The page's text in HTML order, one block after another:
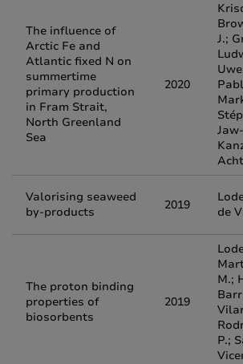
The influence of
Arctic Fe and
Atlantic fixed N on
summertime
primary production
in Fram Strait,
North Greenland
Sea
2020
J.;
Valorising seaweed
by-products
2019
de
The proton binding
properties of
biosorbents
2019
M.;
P.;